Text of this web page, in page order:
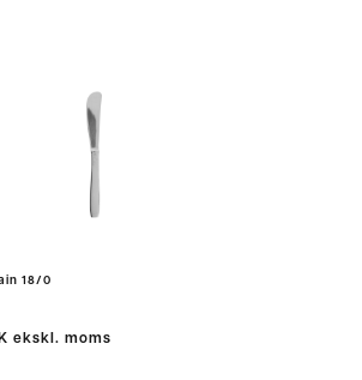
18/0
ekskl. moms